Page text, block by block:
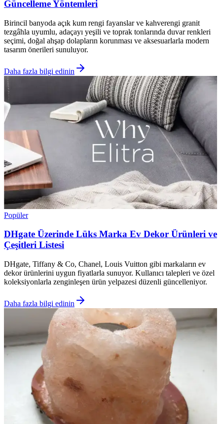
Güncelleme Yöntemleri
Birincil banyoda açık kum rengi fayanslar ve kahverengi granit
tezgâhla uyumlu, adaçayı yeşili ve toprak tonlarında duvar renkleri
seçimi, doğal ahşap dolapların korunması ve aksesuarlarla modern
tasarım önerileri sunuluyor.
Daha fazla bilgi edinin
Popüler
DHgate Üzerinde Lüks Marka Ev Dekor Ürünleri ve
Çeşitleri Listesi
DHgate, Tiffany & Co, Chanel, Louis Vuitton gibi markaların ev
dekor ürünlerini uygun fiyatlarla sunuyor. Kullanıcı talepleri ve özel
koleksiyonlarla zenginleşen ürün yelpazesi düzenli güncelleniyor.
Daha fazla bilgi edinin